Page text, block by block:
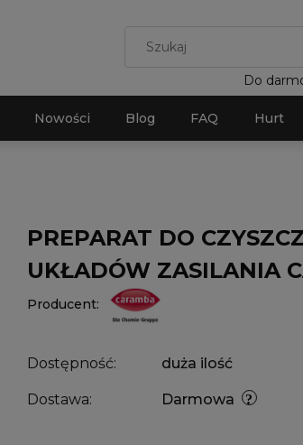
Do
Nowości Blog FAQ Hurt
PREPARAT DO
UKŁADÓW ZASILANIA
Producent:
Dostępność: duża ilość
Dostawa: Darmowa